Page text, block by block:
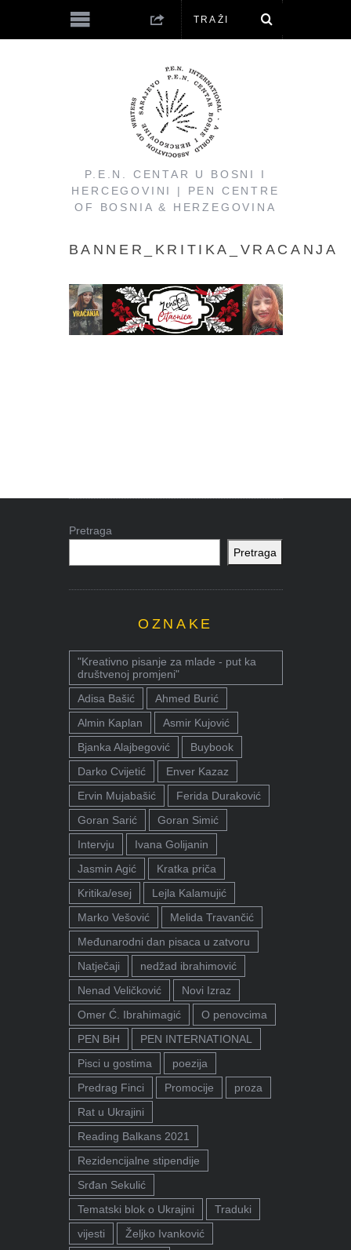
P.E.N. CENTAR U BOSNI I
HERCEGOVINI | PEN CENTRE
OF BOSNIA & HERZEGOVINA
BANNER_KRITIKA_VRACANJA
Pretraga
Pretraga
OZNAKE
"Kreativno pisanje za mlade - put ka
društvenoj promjeni"
Adisa Bašić
Ahmed Burić
Almin Kaplan
Asmir Kujović
Bjanka Alajbegović
Buybook
Darko Cvijetić
Enver Kazaz
Ervin Mujabašić
Ferida Duraković
Goran Sarić
Goran Simić
Intervju
Ivana Golijanin
Jasmin Agić
Kratka priča
Kritika/esej
Lejla Kalamujić
Marko Vešović
Melida Travančić
Međunarodni dan pisaca u zatvoru
Natječaji
nedžad ibrahimović
Nenad Veličković
Novi Izraz
Omer Ć. Ibrahimagić
O penovcima
PEN BiH
PEN INTERNATIONAL
Pisci u gostima
poezija
Predrag Finci
Promocije
proza
Rat u Ukrajini
Reading Balkans 2021
Rezidencijalne stipendije
Srđan Sekulić
Tematski blok o Ukrajini
Traduki
vijesti
Željko Ivanković